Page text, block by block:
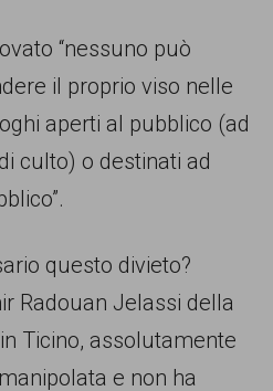
“nessuno può
il proprio viso nelle
aperti al pubblico (ad
culto) o destinati ad
questo divieto?
Radouan Jelassi della
Ticino, assolutamente
e non ha